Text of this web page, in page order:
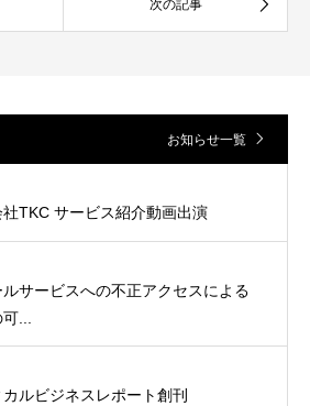
お知らせ一覧
社TKC サービス紹介動画出演
サービスへの不正アクセスによる
...
カルビジネスレポート創刊